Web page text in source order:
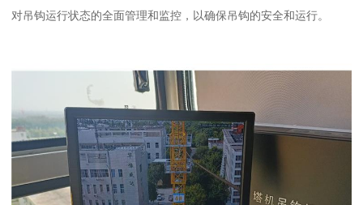
对吊钩运行状态的全面管理和监控，以确保吊钩的安全和运行。